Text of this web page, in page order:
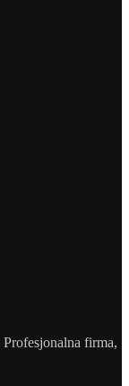
firma,